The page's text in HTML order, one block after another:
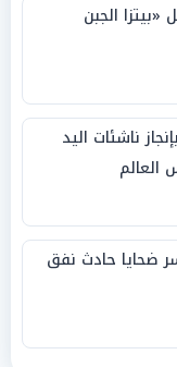
الجبن
ناشئات اليد
ضحايا حادث نفق